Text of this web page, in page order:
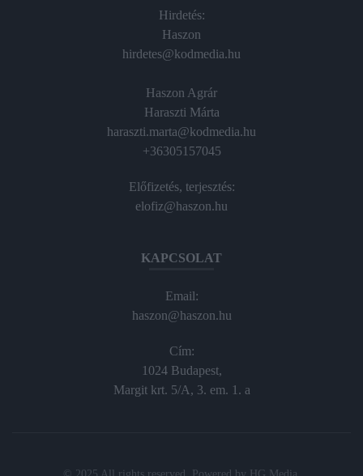
Hirdetés:
Haszon
hirdetes@kodmedia.hu
Haszon Agrár
Haraszti Márta
haraszti.marta@kodmedia.hu
+36305157045
Előfizetés, terjesztés:
elofiz@haszon.hu
KAPCSOLAT
Email:
haszon@haszon.hu
Cím:
1024 Budapest,
Margit krt. 5/A, 3. em. 1. a